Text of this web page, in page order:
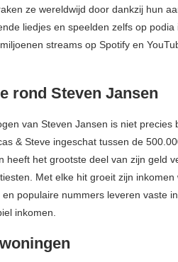
ze wereldwijd door dankzij hun
liedjes en speelden zelfs op
streams op Spotify en
rond Steven Jansen
van Steven Jansen is niet
& Steve ingeschat tussen de
heeft het grootste deel van zijn geld
Met elke hit groeit zijn
populaire nummers leveren vaste
inkomen.